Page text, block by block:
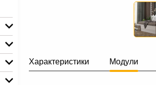
Характеристики Модули